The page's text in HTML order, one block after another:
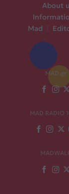
About
Mad
MAD.gr
MAD RADIO